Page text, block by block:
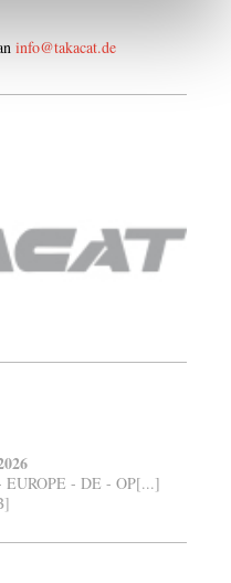
info@takacat.de
EUROPE - DE - OP[...]